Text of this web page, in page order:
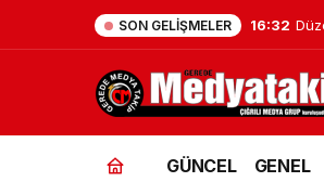
SON GELIŞMELER 16:32
GÜNCEL GENEL